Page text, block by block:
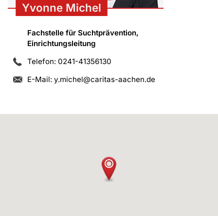
Yvonne Michel
Fachstelle für Suchtprävention,
Einrichtungsleitung
Telefon: 0241-41356130
E-Mail: y.michel@caritas-aachen.de